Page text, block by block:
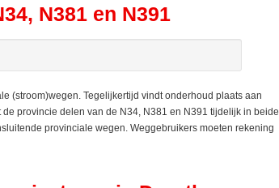
N381 en N391
(stroom)wegen. Tegelijkertijd vindt onderhoud plaats aan
provincie delen van de N34, N381 en N391 tijdelijk in beide
provinciale wegen. Weggebruikers moeten rekening